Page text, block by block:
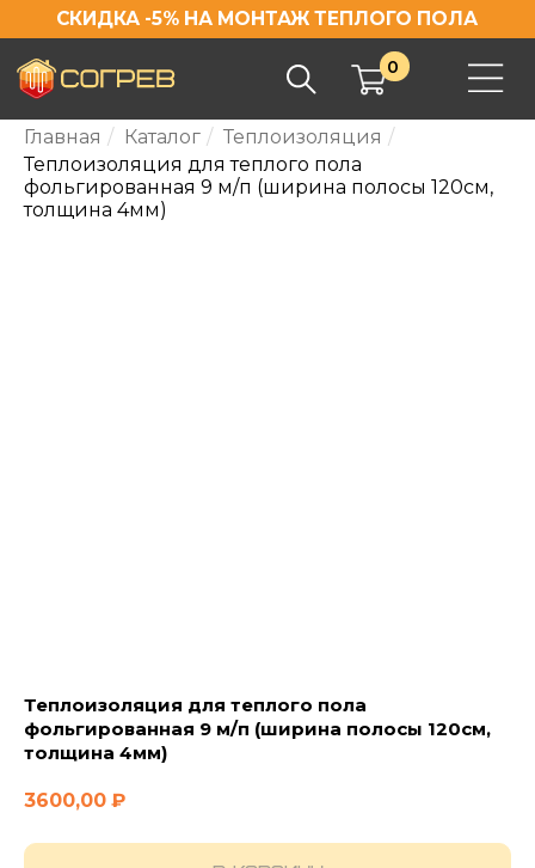
СКИДКА -5% НА МОНТАЖ ТЕПЛОГО ПОЛА
Главная / Каталог / Теплоизоляция /
Теплоизоляция для теплого пола
фольгированная 9 м/п (ширина полосы 120см,
толщина 4мм)
Теплоизоляция для теплого пола
фольгированная 9 м/п (ширина полосы 120см,
толщина 4мм)
3600,00 ₽